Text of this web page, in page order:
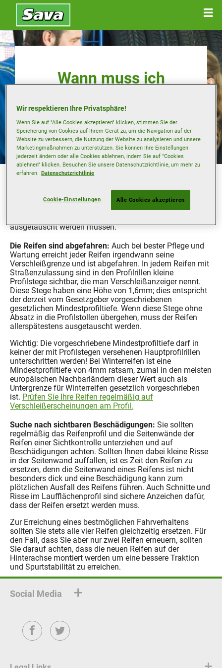
Wann muss ich
wechseln?
Wie bereits in den vorherigen Kapiteln besprochen, ist die
unterschiedlichen Faktoren abhängig. Daraus ergibt sich
die Tatsache, dass man hier keine festen Vorgaben
machen kann, denn jeder Reifen unterliegt dem Verschleiß
ausgetauscht werden müssen.
Die Reifen sind abgefahren: Auch bei bester Pflege und
Wartung erreicht jeder Reifen irgendwann seine
Verschleißgrenze und ist abgefahren. In jedem Reifen mit
Straßenzulassung sind in den Profilrillen kleine
Profilstege sichtbar, die man Verschleißanzeiger nennt.
Diese Stege haben eine Höhe von 1,6mm; dies entspricht
der derzeit vom Gesetzgeber vorgeschriebenen
gesetzlichen Mindestprofiltiefe. Wenn diese Stege ohne
Absatz in die Profilstollen übergehen, muss der Reifen
allerspätestens ausgetauscht werden.
Wichtig: Die vorgeschriebene Mindestprofiltiefe darf in
keiner der mit Profilstegen versehenen Hauptprofilrillen
unterschritten werden! Bei Winterreifen ist eine
Mindestprofiltiefe von 4mm ratsam, zumal in den meisten
europäischen Nachbarländern dieser Wert auch als
Untergrenze für Winterreifen gesetzlich vorgeschrieben
ist. Prüfen Sie Ihre Reifen regelmäßig auf
Verschleißerscheinungen am Profil.
Suche nach sichtbaren Beschädigungen: Sie sollten
regelmäßig das Reifenprofil und die Seitenwände der
Reifen einer Sichtkontrolle unterziehen und auf
Beschädigungen achten. Sollten Ihnen dabei kleine Risse
in der Seitenwand auffallen, ist es Zeit den Reifen zu
ersetzen, denn die Seitenwand eines Reifens ist nicht
besonders dick und eine Beschädigung kann zum
plötzlichen Ausfall des Reifens führen. Auch Schnitte und
Risse im Laufflächenprofil sind sichere Anzeichen dafür,
dass der Reifen ersetzt werden muss.
Zur Erreichung eines bestmöglichen Fahrverhaltens
sollten Sie stets alle vier Reifen gleichzeitig ersetzen. Für
den Fall, dass Sie aber nur zwei Reifen erneuern, sollten
Sie darauf achten, dass die neuen Reifen auf der
Hinterachse montiert werden um eine bessere Traktion
und Spurtstabilität zu erreichen.
Social Media
FacebookTwitter
Wir respektieren Ihre Privatsphäre!
Wenn Sie auf "Alle Cookies akzeptieren" klicken, stimmen Sie der
Speicherung von Cookies auf Ihrem Gerät zu, um die Navigation auf der
Website zu verbessern, die Nutzung der Website zu analysieren und unsere
Marketingmaßnahmen zu unterstützen. Sie können Ihre Einstellungen
jederzeit ändern oder alle Cookies ablehnen, indem Sie auf "Cookies
ablehnen" klicken. Besuchen Sie unsere Datenschutzrichtlinie, um mehr zu
erfahren. Datenschutzrichtlinie
Cookie-Einstellungen Alle Cookies akzeptieren